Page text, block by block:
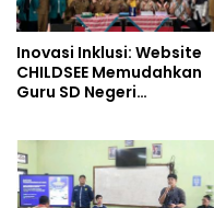
Inovasi Inklusi: Website
CHILDSEE Memudahkan
Guru SD Negeri
Berkebutuhan Khusus